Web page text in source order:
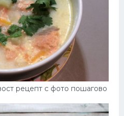
рецепт с фото пошагово